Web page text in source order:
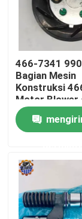
Kontrol
Hubungi kami
Berita
Motor
motor ayun
466-7341
Bagian Mesin
Konstruksi
Motor Blower
7341